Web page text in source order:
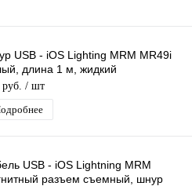
USB - iOS Lighting MRM MR49i
длина 1 м, жидкий
кабель
руб. / шт
USB - iOS Lightning MRM
разъем съемный, шнур